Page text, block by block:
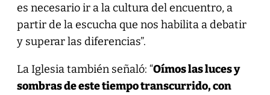
es necesario ir a la cultura del encuentro, a
partir de la escucha que nos habilita a debatir
y superar las diferencias”.
La Iglesia también señaló: “Oímos las luces y
sombras de este tiempo transcurrido, con